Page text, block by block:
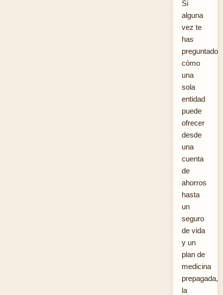
Si
alguna
vez te
has
preguntado
cómo
una
sola
entidad
puede
ofrecer
desde
una
cuenta
de
ahorros
hasta
un
seguro
de vida
y un
plan de
medicina
prepagada,
la